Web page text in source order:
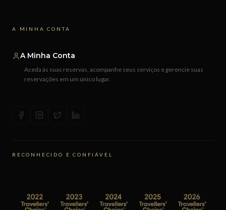
A MINHA CONTA
A Minha Conta
Aceda às suas reservas, acompanhe seus serviços e gerencie suas
reservações em um único lugar.
RECONHECIDO E CONFIÁVEL